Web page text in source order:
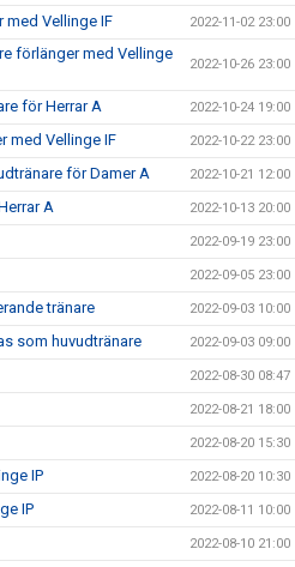
med Vellinge IF 2022-11-02 23:00
förlänger med Vellinge
2022-10-26 23:00
för Herrar A 2022-10-24 19:00
med Vellinge IF 2022-10-22 23:00
för Damer A 2022-10-21 12:00
A 2022-10-13 20:00
2022-09-19 23:00
2022-09-05 23:00
tränare 2022-09-03 10:00
som huvudtränare 2022-09-03 09:00
2022-08-30 08:47
2022-08-21 18:00
2022-08-20 15:30
IP 2022-08-20 10:30
IP 2022-08-11 10:00
2022-08-10 21:00